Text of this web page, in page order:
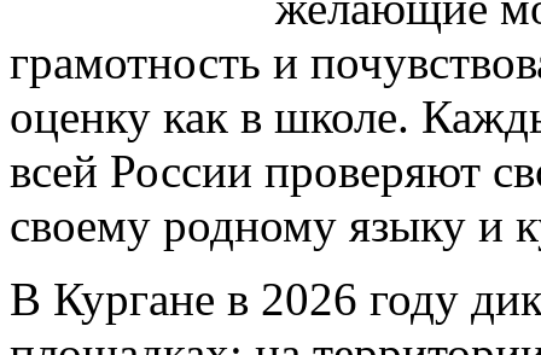
грамотность и
оценку как в школе.
всей России проверяют
своему родному языку и
В Кургане в 2026 году